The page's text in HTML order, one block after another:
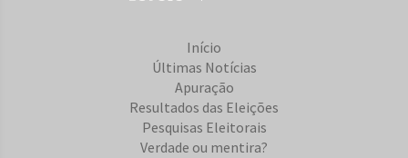
Início
Últimas Notícias
Apuração
Resultados das Eleições
Pesquisas Eleitorais
Verdade ou mentira?